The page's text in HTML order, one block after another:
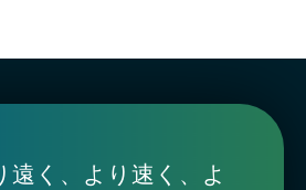
く、より速く、よ